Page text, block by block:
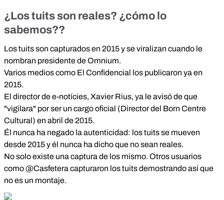
¿Los tuits son reales? ¿cómo lo
sabemos??
Los tuits son capturados en 2015 y se viralizan cuando le
nombran presidente de Omnium.
Varios medios como El Confidencial los publicaron ya en
2015.
El director de e-notícies, Xavier Rius, ya le avisó de que
"vigilara" por ser un cargo oficial (Director del Born Centre
Cultural) en abril de 2015.
Él nunca ha negado la autenticidad: los tuits se mueven
desde 2015 y él nunca ha dicho que no sean reales.
No solo existe una captura de los mismo. Otros usuarios
como @Casfetera capturaron los tuits demostrando así que
no es un montaje.